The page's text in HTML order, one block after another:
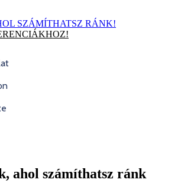
SZÁMÍTHATSZ RÁNK!
ahol számíthatsz ránk